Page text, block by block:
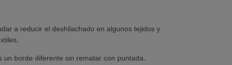
a reducir el deshilachado en algunos tejidos y
borde diferente sin rematar con puntada.